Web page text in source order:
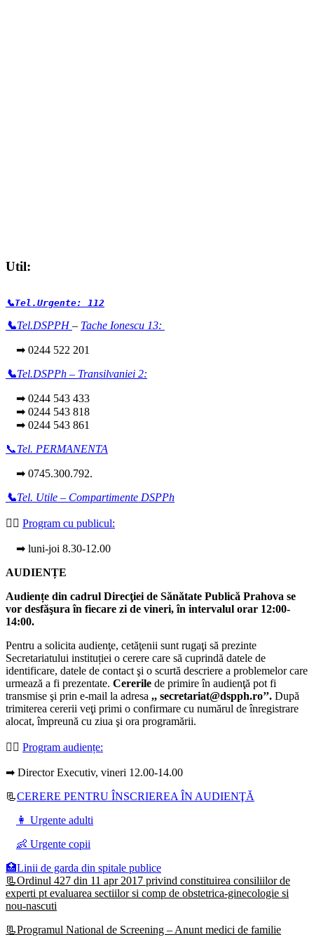
Util:
📞Tel.Urgente: 112
📞Tel.DSPPH– Tache Ionescu 13:
➡ 0244 522 201
📞Tel.DSPPh – Transilvaniei 2:
➡ 0244 543 433
➡ 0244 543 818
➡ 0244 543 861
📞Tel. PERMANENTA
➡ 0745.300.792.
📞Tel. Utile – Compartimente DSPPh
👩‍⚕️ Program cu publicul:
➡ luni-joi 8.30-12.00
AUDIENȚE
Audiențe din cadrul Direcţiei de Sănătate Publică Prahova se
vor desfăşura în fiecare zi de vineri, în intervalul orar 12:00-
14:00.
Pentru a solicita audienţe, cetăţenii sunt rugaţi să prezinte
Secretariatului instituției o cerere care să cuprindă datele de
identificare, datele de contact şi o scurtă descriere a problemelor care
urmează a fi prezentate. Cererile de primire în audienţă pot fi
transmise şi prin e-mail la adresa ,, secretariat@dspph.ro’’. După
trimiterea cererii veţi primi o confirmare cu numărul de înregistrare
alocat, împreună cu ziua şi ora programării.
👩‍⚕️ Program audiențe:
➡ Director Executiv, vineri 12.00-14.00
📃CERERE PENTRU ÎNSCRIEREA ÎN AUDIENŢĂ
👩 Urgente adulti
👶 Urgente copii
🏥Linii de garda din spitale publice
📃Ordinul 427 din 11 apr 2017 privind constituirea consiliilor de
experti pt evaluarea sectiilor si comp de obstetrica-ginecologie si
nou-nascuti
📃Programul National de Screening – Anunt medici de familie